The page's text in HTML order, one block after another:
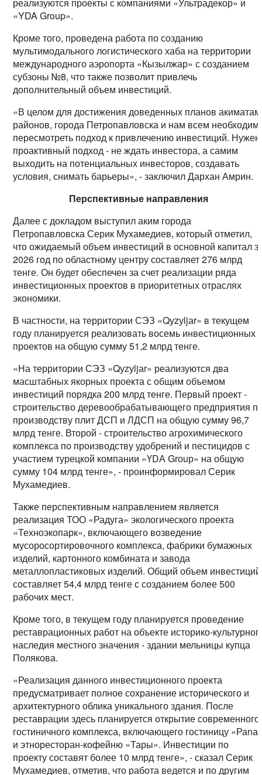
реализуются проекты с компаниями «Ультрадекор» и
«YDA Group».
Кроме того, проведена работа по созданию
мультимодального логистического хаба на территории
международного аэропорта «Кызылжар» с созданием
субзоны №8, что также позволит привлечь
дополнительный объем инвестиций.
«В целом для достижения доведенных планов акиматам
районов, города Петропавловска и нам всем
пересмотреть подход к привлечению инвестиций. Нужен
проактивный подход - не ждать инвестора, а самим
выходить на потенциальных инвесторов, создавать
условия, снимать барьеры», - заключил Дархан Амрин.
Перспективные направления
Далее с докладом выступил аким города
Петропавловска Серик Мухамедиев, который отметил,
что ожидаемый объем инвестиций в основной капитал
2026 год по областному центру составляет 276 млрд
тенге. Он будет обеспечен за счет реализации ряда
инвестиционных проектов в приоритетных отраслях
экономики.
В частности, на территории СЭЗ «Qуzуljаr» в текущем
году планируется реализовать восемь инвестиционных
проектов на общую сумму 51,2 млрд тенге.
«На территории СЭЗ «Qуzуljаr» реализуются два
масштабных якорных проекта с общим объемом
инвестиций порядка 200 млрд тенге. Первый проект -
строительство деревообрабатывающего предприятия
производству плит ДСП и ЛДСП на общую сумму 96,7
млрд тенге. Второй - строительство агрохимического
комплекса по производству удобрений и пестицидов с
участием турецкой компании «ҮDА Grоuр» на общую
сумму 104 млрд тенге», - проинформировал Серик
Мухамедиев.
Также перспективным направлением является
реализация ТОО «Радуга» экологического проекта
«Техноэкопарк», включающего возведение
мусоросортировочного комплекса, фабрики бумажных
изделий, картонного комбината и завода
металлопластиковых изделий. Общий объем инвестиций
составляет 54,4 млрд тенге с созданием более 500
рабочих мест.
Кроме того, в текущем году планируется проведение
реставрационных работ на объекте историко-
наследия местного значения - здании мельницы купца
Полякова.
«Реализация данного инвестиционного проекта
предусматривает полное сохранение исторического и
архитектурного облика уникального здания. После
реставрации здесь планируется открытие современного
гостиничного комплекса, включающего гостиницу
и этноресторан-кофейню «Тары». Инвестиции по
проекту составят более 10 млрд тенге», - сказал Серик
Мухамедиев, отметив, что работа ведется и по другим